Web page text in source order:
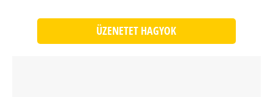
ÜZENETET HAGYOK